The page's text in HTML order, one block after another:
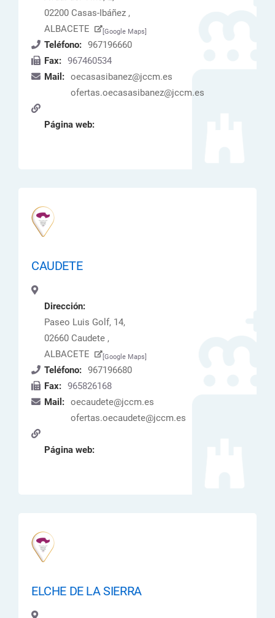
02200 Casas-Ibáñez ,
ALBACETE
[Google Maps]
Teléfono: 967196660
Fax: 967460534
Mail: oecasasibanez@jccm.es
ofertas.oecasasibanez@jccm.es
Página web:
CAUDETE
Dirección:
Paseo Luis Golf, 14,
02660 Caudete ,
ALBACETE
[Google Maps]
Teléfono: 967196680
Fax: 965826168
Mail: oecaudete@jccm.es
ofertas.oecaudete@jccm.es
Página web:
ELCHE DE LA SIERRA